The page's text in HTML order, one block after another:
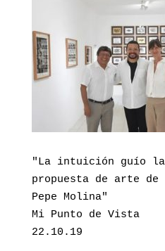
"La intuición guío la
propuesta de arte de
Pepe Molina"
Mi Punto de Vista
22.10.19